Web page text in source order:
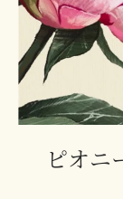
ピオニ